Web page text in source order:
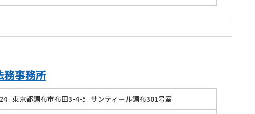
務事務所
東京都調布市布田3-4-5 サンティール調布301号室